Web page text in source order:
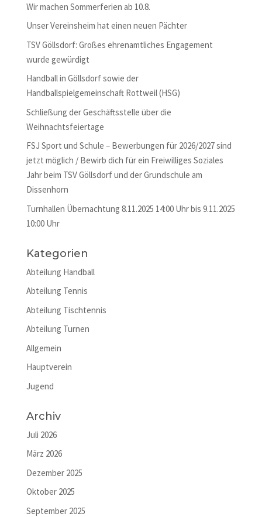
Wir machen Sommerferien ab 10.8.
Unser Vereinsheim hat einen neuen Pächter
TSV Göllsdorf: Großes ehrenamtliches Engagement
wurde gewürdigt
Handball in Göllsdorf sowie der
Handballspielgemeinschaft Rottweil (HSG)
Schließung der Geschäftsstelle über die
Weihnachtsfeiertage
FSJ Sport und Schule – Bewerbungen für 2026/2027 sind
jetzt möglich / Bewirb dich für ein Freiwilliges Soziales
Jahr beim TSV Göllsdorf und der Grundschule am
Dissenhorn
Turnhallen Übernachtung 8.11.2025 14:00 Uhr bis 9.11.2025
10:00 Uhr
Kategorien
Abteilung Handball
Abteilung Tennis
Abteilung Tischtennis
Abteilung Turnen
Allgemein
Hauptverein
Jugend
Archiv
Juli 2026
März 2026
Dezember 2025
Oktober 2025
September 2025